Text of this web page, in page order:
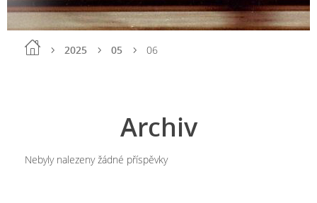
2025 05 06
Archiv
Nebyly nalezeny žádné příspěvky